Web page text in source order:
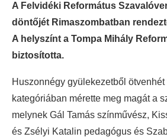
A Felvidéki Református
döntőjét Rimaszombatban
A helyszínt a Tompa Mihály
biztosította.
Huszonnégy gyülekezetből
kategóriában mérette meg magát a
melynek Gál Tamás színművész,
és Zsélyi Katalin pedagógus és